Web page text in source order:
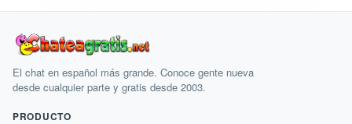
El chat en español más grande. Conoce gente nueva
desde cualquier parte y gratis desde 2003.
PRODUCTO